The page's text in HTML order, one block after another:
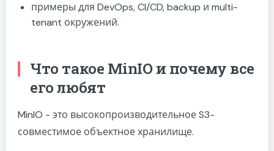
Проверка прав пользователя
Пример: пользователь только читает файлы
Пример: upload-only
Пример: backup-пользователь
Пример: запрет удаления
Комбинирование Allow и Deny
примеры для DevOps, CI/CD, backup и multi-
tenant окружений.
Что такое MinIO и почему все
его любят
MinIO - это высокопроизводительное S3-
совместимое объектное хранилище.